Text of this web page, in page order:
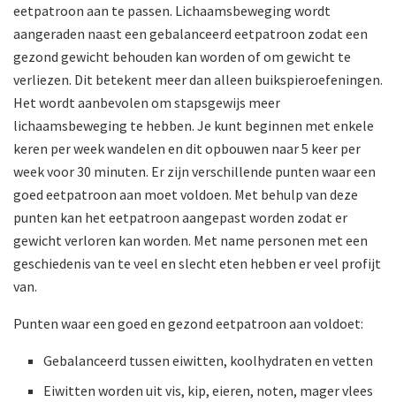
eetpatroon aan te passen. Lichaamsbeweging wordt
aangeraden naast een gebalanceerd eetpatroon zodat een
gezond gewicht behouden kan worden of om gewicht te
verliezen. Dit betekent meer dan alleen buikspieroefeningen.
Het wordt aanbevolen om stapsgewijs meer
lichaamsbeweging te hebben. Je kunt beginnen met enkele
keren per week wandelen en dit opbouwen naar 5 keer per
week voor 30 minuten. Er zijn verschillende punten waar een
goed eetpatroon aan moet voldoen. Met behulp van deze
punten kan het eetpatroon aangepast worden zodat er
gewicht verloren kan worden. Met name personen met een
geschiedenis van te veel en slecht eten hebben er veel profijt
van.
Punten waar een goed en gezond eetpatroon aan voldoet:
Gebalanceerd tussen eiwitten, koolhydraten en vetten
Eiwitten worden uit vis, kip, eieren, noten, mager vlees